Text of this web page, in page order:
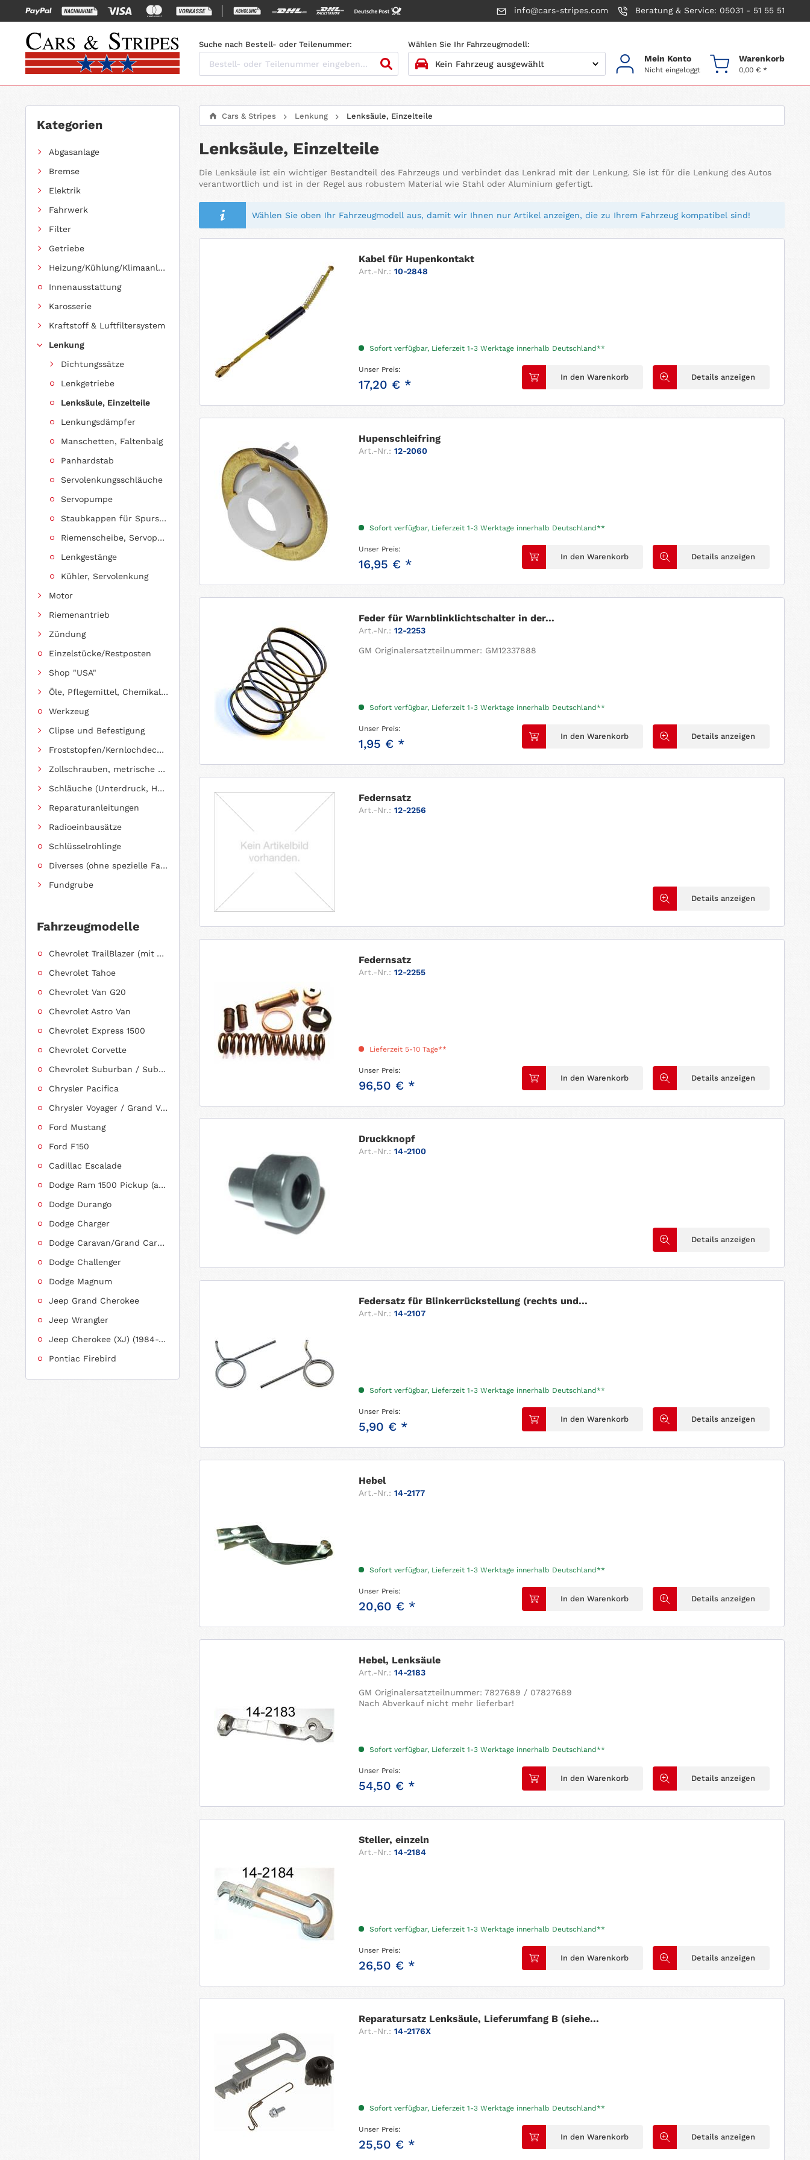
info@cars-stripes.com Beratung & Service: 05031 - 51 55 51
Suche nach Bestell- oder Teilenummer: Wählen Sie Ihr Fahrzeugmodell:
2. MODELL
4. MOTORTYP
Mein Konto
Nicht eingeloggt
Warenkorb
0,00 € *
Kategorien
Abgasanlage
Bremse
Elektrik
Fahrwerk
Filter
Getriebe
Heizung/Kühlung/Klimaanlage
Innenausstattung
Karosserie
Kraftstoff & Luftfiltersystem
Lenkung
Dichtungssätze
Lenkgetriebe
Lenksäule, Einzelteile
Lenkungsdämpfer
Manschetten, Faltenbalg
Panhardstab
Servolenkungsschläuche
Servopumpe
Staubkappen für Spurstangenköpfe
Riemenscheibe, Servopumpe
Lenkgestänge
Kühler, Servolenkung
Motor
Riemenantrieb
Zündung
Einzelstücke/Restposten
Shop "USA"
Öle, Pflegemittel, Chemikalien und Additive
Werkzeug
Clipse und Befestigung
Froststopfen/Kernlochdeckel (nach Abmessung sortiert)
Zollschrauben, metrische Schauben, Stehbolzen
Schläuche (Unterdruck, Heizung, Kraftstoff usw.) und Zubehör
Reparaturanleitungen
Radioeinbausätze
Schlüsselrohlinge
Diverses (ohne spezielle Fahrzeugzuordnung)
Fundgrube
Fahrzeugmodelle
Chevrolet TrailBlazer (mit Allradantrieb)
Chevrolet Tahoe
Chevrolet Van G20
Chevrolet Astro Van
Chevrolet Express 1500
Chevrolet Corvette
Chevrolet Suburban / Suburban 1500
Chrysler Pacifica
Chrysler Voyager / Grand Voyager
Ford Mustang
Ford F150
Cadillac Escalade
Dodge Ram 1500 Pickup (ab 2011 siehe RAM)
Dodge Durango
Dodge Charger
Dodge Caravan/Grand Caravan
Dodge Challenger
Dodge Magnum
Jeep Grand Cherokee
Jeep Wrangler
Jeep Cherokee (XJ) (1984-2001)
Pontiac Firebird
Cars & Stripes Lenkung Lenksäule, Einzelteile
Lenksäule, Einzelteile
Die Lenksäule ist ein wichtiger Bestandteil des Fahrzeugs und verbindet das Lenkrad mit der Lenkung. Sie ist für die Lenkung des Autos
verantwortlich und ist in der Regel aus robustem Material wie Stahl oder Aluminium gefertigt.
Wählen Sie oben Ihr Fahrzeugmodell aus, damit wir Ihnen nur Artikel anzeigen, die zu Ihrem Fahrzeug kompatibel sind!
Kabel für Hupenkontakt
Art.-Nr.: 10-2848
Sofort verfügbar, Lieferzeit 1-3 Werktage innerhalb Deutschland**
Unser Preis:
17,20 € *
In den Warenkorb Details anzeigen
Hupenschleifring
Art.-Nr.: 12-2060
Sofort verfügbar, Lieferzeit 1-3 Werktage innerhalb Deutschland**
Unser Preis:
16,95 € *
In den Warenkorb Details anzeigen
Feder für Warnblinklichtschalter in der...
Art.-Nr.: 12-2253
GM Originalersatzteilnummer: GM12337888
Sofort verfügbar, Lieferzeit 1-3 Werktage innerhalb Deutschland**
Unser Preis:
1,95 € *
In den Warenkorb Details anzeigen
Federnsatz
Art.-Nr.: 12-2256
Details anzeigen
Federnsatz
Art.-Nr.: 12-2255
Lieferzeit 5-10 Tage**
Unser Preis:
96,50 € *
In den Warenkorb Details anzeigen
Druckknopf
Art.-Nr.: 14-2100
Details anzeigen
Federsatz für Blinkerrückstellung (rechts und...
Art.-Nr.: 14-2107
Sofort verfügbar, Lieferzeit 1-3 Werktage innerhalb Deutschland**
Unser Preis:
5,90 € *
In den Warenkorb Details anzeigen
Hebel
Art.-Nr.: 14-2177
Sofort verfügbar, Lieferzeit 1-3 Werktage innerhalb Deutschland**
Unser Preis:
20,60 € *
In den Warenkorb Details anzeigen
Hebel, Lenksäule
Art.-Nr.: 14-2183
GM Originalersatzteilnummer: 7827689 / 07827689
Nach Abverkauf nicht mehr lieferbar!
Sofort verfügbar, Lieferzeit 1-3 Werktage innerhalb Deutschland**
Unser Preis:
54,50 € *
In den Warenkorb Details anzeigen
Steller, einzeln
Art.-Nr.: 14-2184
Sofort verfügbar, Lieferzeit 1-3 Werktage innerhalb Deutschland**
Unser Preis:
26,50 € *
In den Warenkorb Details anzeigen
Reparatursatz Lenksäule, Lieferumfang B (siehe...
Art.-Nr.: 14-2176X
Sofort verfügbar, Lieferzeit 1-3 Werktage innerhalb Deutschland**
Unser Preis:
25,50 € *
In den Warenkorb Details anzeigen